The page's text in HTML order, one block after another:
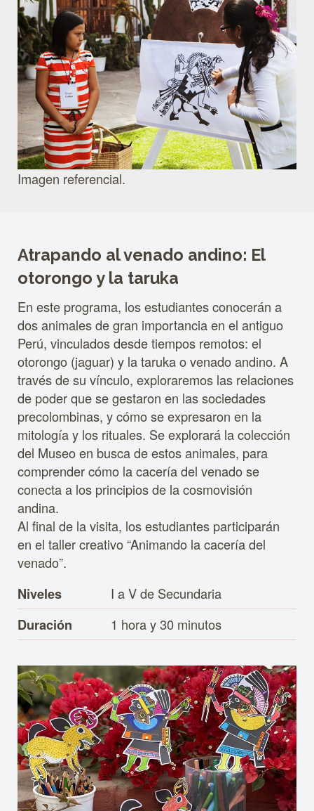
Imagen referencial.
Atrapando al venado andino: El
otorongo y la taruka
En este programa, los estudiantes conocerán a
dos animales de gran importancia en el antiguo
Perú, vinculados desde tiempos remotos: el
otorongo (jaguar) y la taruka o venado andino. A
través de su vínculo, exploraremos las relaciones
de poder que se gestaron en las sociedades
precolombinas, y cómo se expresaron en la
mitología y los rituales. Se explorará la colección
del Museo en busca de estos animales, para
comprender cómo la cacería del venado se
conecta a los principios de la cosmovisión
andina.
Al final de la visita, los estudiantes participarán
en el taller creativo “Animando la cacería del
venado”.
Niveles
I a V de Secundaria
Duración
1 hora y 30 minutos